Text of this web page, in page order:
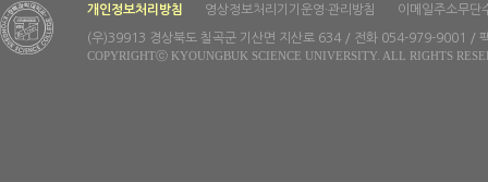
개인정보처리방침 영상정보처리기기운영·관리방침 이메일주소무단
(우)39913 경상북도 칠곡군 기산면 지산로 634 / 전화 054-979-9001 /
COPYRIGHTⓒ KYOUNGBUK SCIENCE UNIVERSITY. ALL RIGHTS